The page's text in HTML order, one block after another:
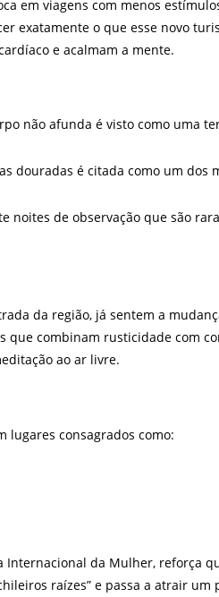
em viagens com menos
exatamente o que esse novo
e acalmam a mente.
não afunda é visto como uma
douradas é citada como um dos
noites de observação que são
da região, já sentem a
que combinam rusticidade com
ao ar livre.
lugares consagrados como:
Internacional da Mulher, reforça
raízes” e passa a atrair um